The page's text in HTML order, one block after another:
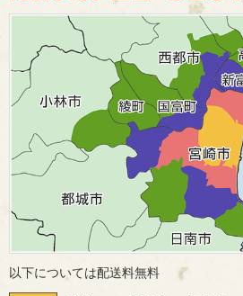
以下については配送料無料